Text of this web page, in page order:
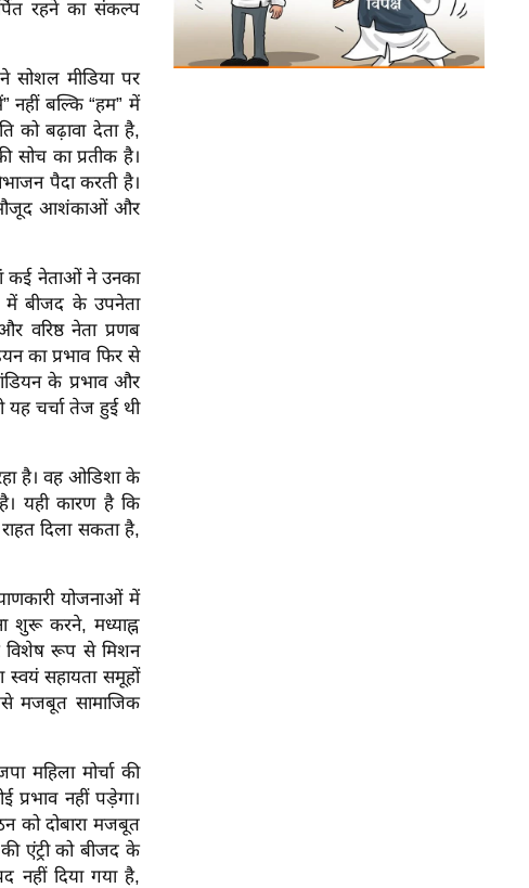
रहने का संकल्प
मीडिया पर
नहीं बल्कि “हम” में
को बढ़ावा देता है,
सोच का प्रतीक है।
पैदा करती है।
मौजूद आशंकाओं और
कई नेताओं ने उनका
में बीजद के उपनेता
वरिष्ठ नेता प्रणब
का प्रभाव फिर से
के प्रभाव और
यह चर्चा तेज हुई थी
है। वह ओडिशा के
यही कारण है कि
दिला सकता है,
योजनाओं में
शुरू करने, मध्याह्न
विशेष रूप से मिशन
स्वयं सहायता समूहों
मजबूत सामाजिक
महिला मोर्चा की
प्रभाव नहीं पड़ेगा।
को दोबारा मजबूत
एंट्री को बीजद के
नहीं दिया गया है,